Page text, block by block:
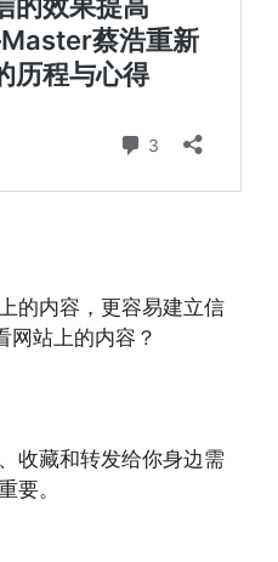
的内容，更容易建立信
网站上的内容？
收藏和转发给你身边需
要。